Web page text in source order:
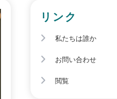
リンク
私たちは誰か
お問い合わせ
閲覧